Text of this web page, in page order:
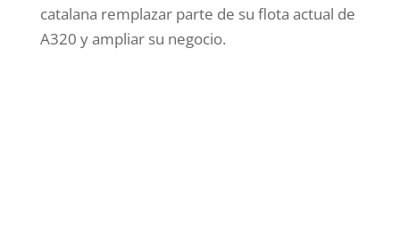
catalana remplazar parte de su flota actual de
A320 y ampliar su negocio.